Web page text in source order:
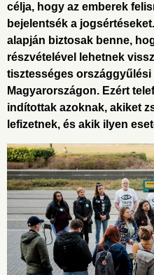
célja, hogy az emberek
bejelentsék a
alapján biztosak benne,
részvételével lehetnek
tisztességes országgyűlési
Magyarországon. Ezért
indítottak azoknak, akiket
lefizetnek, és akik ilyen